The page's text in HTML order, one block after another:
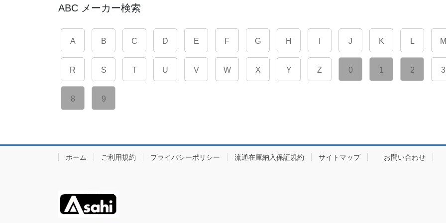
ABC メーカー検索
A B C D E F G H J K L M
R S T U V W X Y Z 0 1 2 3
8 9
ホーム ご利用規約 プライバシーポリシー 流通在庫納入保証規約 サイトマップ お問い合わせ